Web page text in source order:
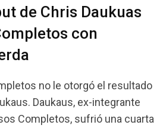
de Chris Daukuas
con
no le otorgó el resultado
Daukaus, ex-integrante
Completos, sufrió una cuarta